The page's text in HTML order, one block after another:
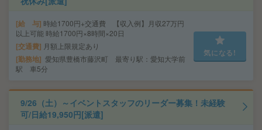
給 与 時給1700円+交通費 【収入例】月収27万円
以上可能 時給1700円×8時間×20日
交通費 月額上限規定あり
勤務地 愛知県豊橋市藤沢町 最寄り駅：愛知大学前
駅 車5分
気になる!
9/26（土）～イベントスタッフのリーダー募集！未経験
可/日給19,950円[派遣]